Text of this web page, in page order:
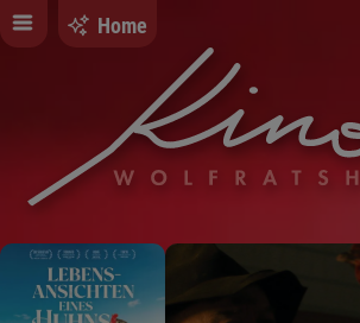
Home